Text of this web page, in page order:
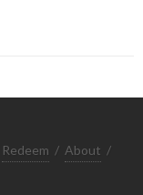
Redeem / About /